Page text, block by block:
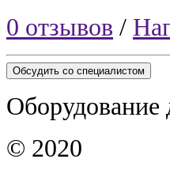
0 отзывов /
Обсудить со специалистом
Оборудование
© 2020